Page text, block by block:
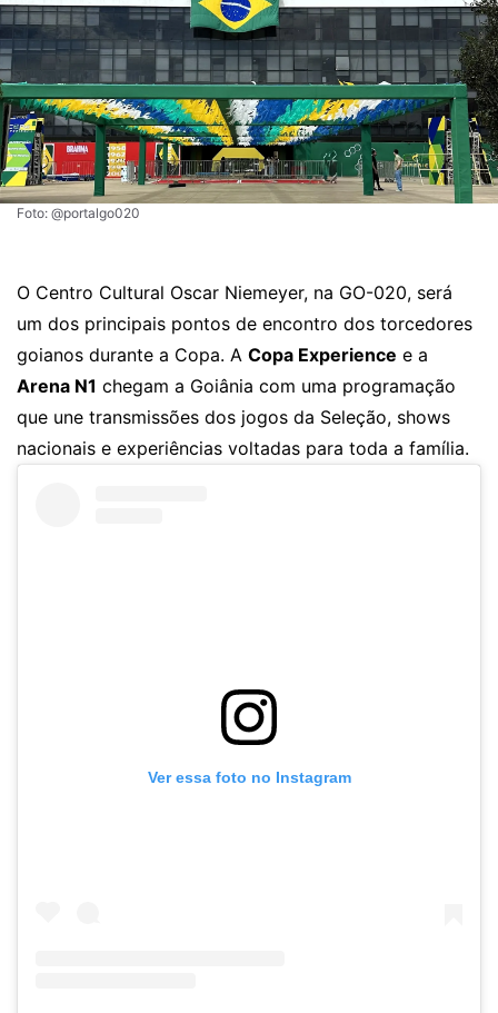
Foto: @portalgo020
O Centro Cultural Oscar Niemeyer, na GO-020, será
um dos principais pontos de encontro dos torcedores
goianos durante a Copa. A Copa Experience e a
Arena N1 chegam a Goiânia com uma programação
que une transmissões dos jogos da Seleção, shows
nacionais e experiências voltadas para toda a família.
Ver essa foto no Instagram